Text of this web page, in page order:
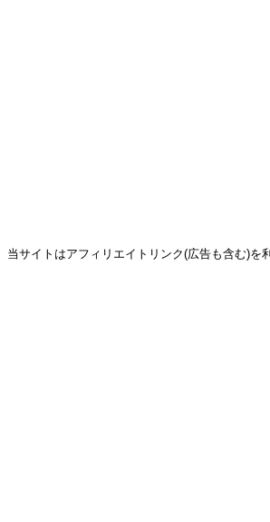
当サイトはアフィリエイトリンク(広告も含む)を